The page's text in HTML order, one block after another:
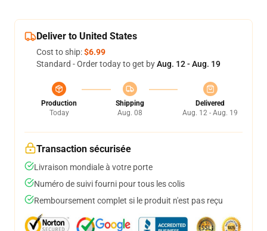
Deliver to United States
Cost to ship:$6.99
Standard - Order today to get byAug. 12 - Aug. 19
Production
Today
Shipping
Aug. 08
Delivered
Aug. 12 - Aug. 19
Transaction sécurisée
Livraison mondiale à votre porte
Numéro de suivi fourni pour tous les colis
Remboursement complet si le produit n'est pas reçu